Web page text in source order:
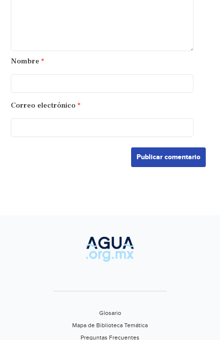
Nombre *
Correo electrónico *
Glosario
Mapa de Biblioteca Temática
Preguntas Frecuentes